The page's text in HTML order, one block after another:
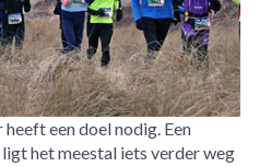
een doel nodig. Een
het meestal iets verder weg